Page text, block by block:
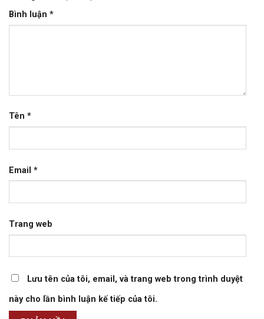
Bình luận *
Tên *
Email *
Trang web
Lưu tên của tôi, email, và trang web trong trình duyệt
này cho lần bình luận kế tiếp của tôi.